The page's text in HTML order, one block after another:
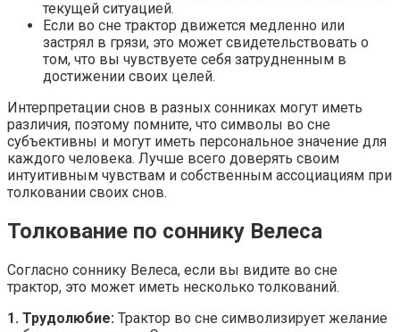
текущей ситуацией.
Если во сне трактор движется медленно или
застрял в грязи, это может свидетельствовать о
том, что вы чувствуете себя затрудненным в
достижении своих целей.
Интерпретации снов в разных сонниках могут иметь
различия, поэтому помните, что символы во сне
субъективны и могут иметь персональное значение для
каждого человека. Лучше всего доверять своим
интуитивным чувствам и собственным ассоциациям при
толковании своих снов.
Толкование по соннику Велеса
Согласно соннику Велеса, если вы видите во сне
трактор, это может иметь несколько толкований.
1. Трудолюбие: Трактор во сне символизирует желание